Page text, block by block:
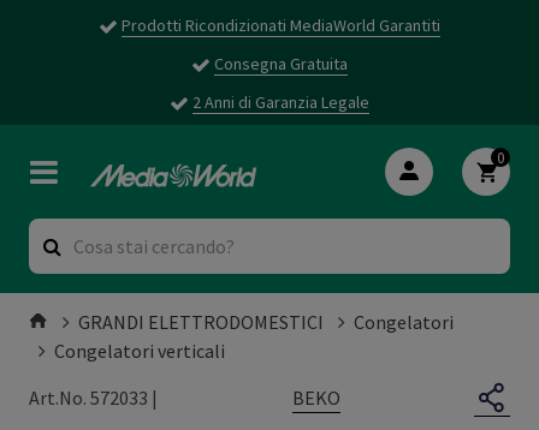
Prodotti Ricondizionati MediaWorld Garantiti
Consegna Gratuita
2 Anni di Garanzia Legale
0
GRANDI ELETTRODOMESTICI
Congelatori
Congelatori verticali
Art.No. 572033 |
BEKO